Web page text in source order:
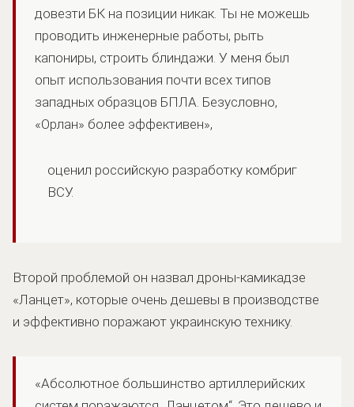
довезти БК на позиции никак. Ты не можешь
проводить инженерные работы, рыть
капониры, строить блиндажи. У меня был
опыт использования почти всех типов
западных образцов БПЛА. Безусловно,
«Орлан» более эффективен»,
оценил российскую разработку комбриг
ВСУ.
Второй проблемой он назвал дроны-камикадзе
«Ланцет», которые очень дешевы в производстве
и эффективно поражают украинскую технику.
«Абсолютное большинство артиллерийских